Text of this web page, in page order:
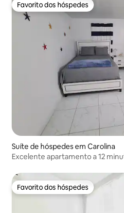
Favorito dos hóspedes
Favorito dos hóspedes
Suíte de hóspedes em Carolina
Excelente apartamento a 12
Favorito dos hóspedes
Favorito dos hóspedes